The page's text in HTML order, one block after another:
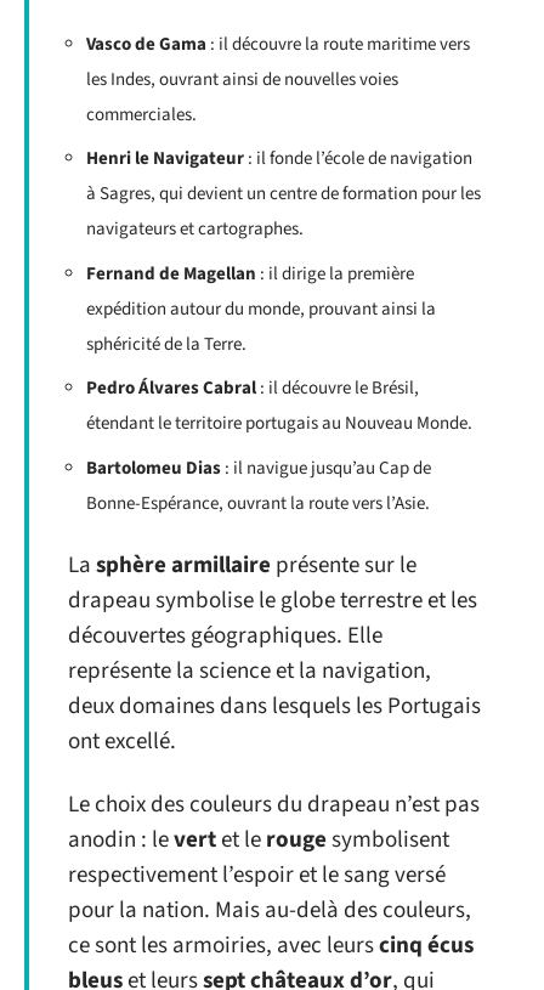
Vasco de Gama : il découvre la route maritime vers
les Indes, ouvrant ainsi de nouvelles voies
commerciales.
Henri le Navigateur: il fonde l’école de navigation
à Sagres, qui devient un centre de formation pour les
navigateurs et cartographes.
Fernand de Magellan : il dirige la première
expédition autour du monde, prouvant ainsi la
sphéricité de la Terre.
Pedro Álvares Cabral: il découvre le Brésil,
étendant le territoire portugais au Nouveau Monde.
Bartolomeu Dias: il navigue jusqu’au Cap de
Bonne-Espérance, ouvrant la route vers l’Asie.
Lasphère armillaire présente sur le
drapeau symbolise le globe terrestre et les
découvertes géographiques. Elle
représente la science et la navigation,
deux domaines dans lesquels les Portugais
ont excellé.
Le choix des couleurs du drapeau n’est pas
anodin : levertet lerougesymbolisent
respectivement l’espoir et le sang versé
pour la nation. Mais au-delà des couleurs,
ce sont les armoiries, avec leurscinq écus
bleuset leurssept châteaux d’or, qui